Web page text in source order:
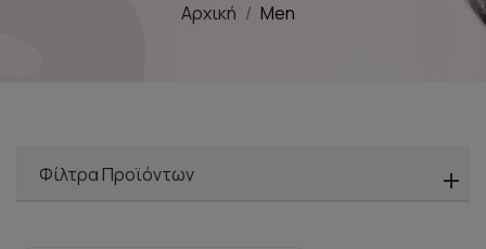
Αρχική Men
Φίλτρα Προϊόντων